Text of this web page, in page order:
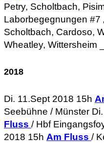
Petry, Scholtbach,
Laborbegegnungen #7
Scholtbach, Cardoso,
Wheatley, Wittersheim
2018
Di. 11.Sept 2018 15h
Seebühne / Münster
Fluss / Hbf
2018 15h Am Fluss /